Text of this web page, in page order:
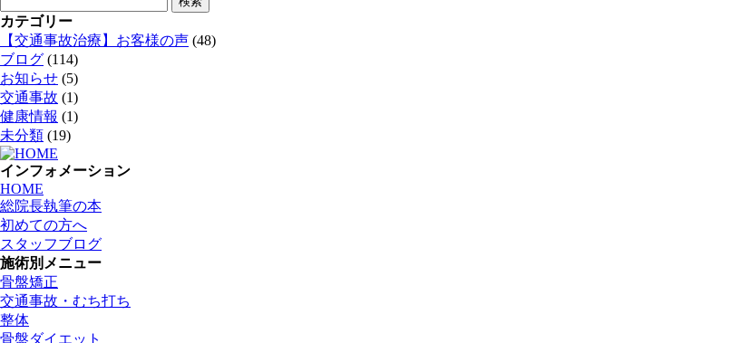
索:
カテゴリー
【交通事故治療】お客様の声 (48)
ブログ (114)
お知らせ (5)
交通事故 (1)
健康情報 (1)
未分類 (19)
インフォメーション
HOME
総院長執筆の本
初めての方へ
スタッフブログ
施術別メニュー
骨盤矯正
交通事故・むち打ち
整体
骨盤ダイエット